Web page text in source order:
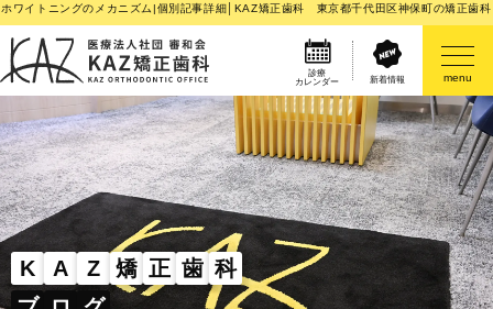
ホワイトニングのメカニズム|個別記事詳細│KAZ矯正歯科 東京都千代田区神保町の矯正歯科
診療
カレンダー
新着情報 menu
K A Z 矯 正 歯 科
医院案内
矯正歯科治療のご案内
矯正装置のご紹介